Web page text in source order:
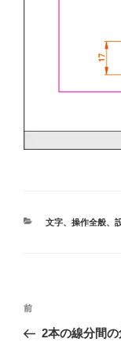
カ
文字、 操作全般、
投
稿
前
の
前
2本の線分間